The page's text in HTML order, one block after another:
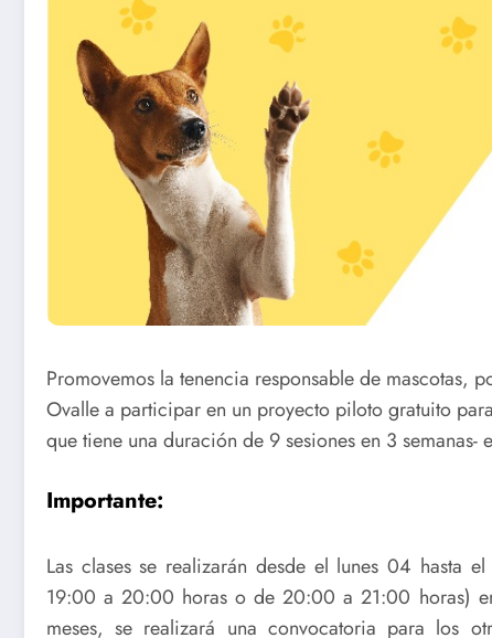
Promovemos la tenencia responsable de mascotas,
Ovalle a participar en un proyecto piloto gratuito
que tiene una duración de 9 sesiones en 3 semanas-
Importante:
Las clases se realizarán desde el lunes 04 hasta
19:00 a 20:00 horas o de 20:00 a 21:00 horas)
meses, se realizará una convocatoria para los